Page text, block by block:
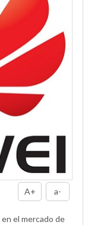
A+ a-
el mercado de